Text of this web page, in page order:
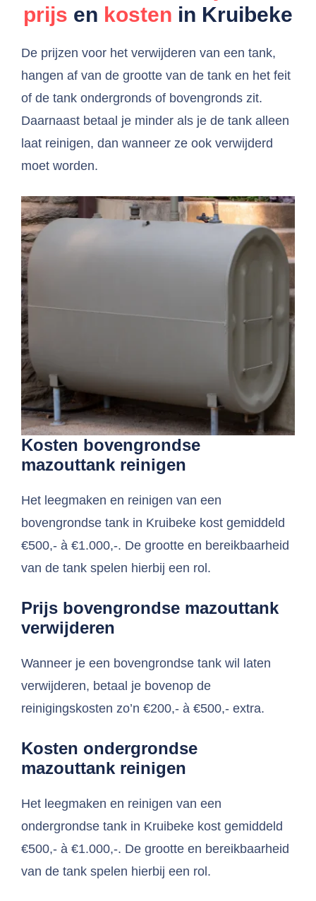
prijs en kosten in Kruibeke
De prijzen voor het verwijderen van een tank,
hangen af van de grootte van de tank en het feit
of de tank ondergronds of bovengronds zit.
Daarnaast betaal je minder als je de tank alleen
laat reinigen, dan wanneer ze ook verwijderd
moet worden.
Kosten bovengrondse
mazouttank reinigen
Het leegmaken en reinigen van een
bovengrondse tank in Kruibeke kost gemiddeld
€500,- à €1.000,-. De grootte en bereikbaarheid
van de tank spelen hierbij een rol.
Prijs bovengrondse mazouttank
verwijderen
Wanneer je een bovengrondse tank wil laten
verwijderen, betaal je bovenop de
reinigingskosten zo’n €200,- à €500,- extra.
Kosten ondergrondse
mazouttank reinigen
Het leegmaken en reinigen van een
ondergrondse tank in Kruibeke kost gemiddeld
€500,- à €1.000,-. De grootte en bereikbaarheid
van de tank spelen hierbij een rol.